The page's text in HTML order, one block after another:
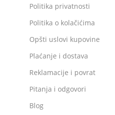
Politika privatnosti
Politika o kolačićima
Opšti uslovi kupovine
Plaćanje i dostava
Reklamacije i povrat
Pitanja i odgovori
Blog